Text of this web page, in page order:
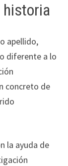
historia
apellido,
diferente a lo
concreto de
la ayuda de